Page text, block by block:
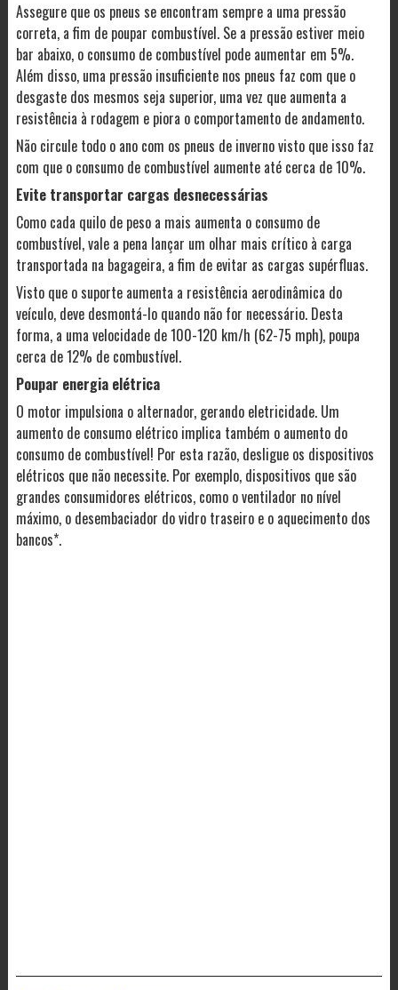
Assegure que os pneus se encontram sempre a uma pressão
correta, a fim de poupar combustível. Se a pressão estiver meio
bar abaixo, o consumo de combustível pode aumentar em 5%.
Além disso, uma pressão insuficiente nos pneus faz com que o
desgaste dos mesmos seja superior, uma vez que aumenta a
resistência à rodagem e piora o comportamento de andamento.
Não circule todo o ano com os pneus de inverno visto que isso faz
com que o consumo de combustível aumente até cerca de 10%.
Evite transportar cargas desnecessárias
Como cada quilo de peso a mais aumenta o consumo de
combustível, vale a pena lançar um olhar mais crítico à carga
transportada na bagageira, a fim de evitar as cargas supérfluas.
Visto que o suporte aumenta a resistência aerodinâmica do
veículo, deve desmontá-lo quando não for necessário. Desta
forma, a uma velocidade de 100-120 km/h (62-75 mph), poupa
cerca de 12% de combustível.
Poupar energia elétrica
O motor impulsiona o alternador, gerando eletricidade. Um
aumento de consumo elétrico implica também o aumento do
consumo de combustível! Por esta razão, desligue os dispositivos
elétricos que não necessite. Por exemplo, dispositivos que são
grandes consumidores elétricos, como o ventilador no nível
máximo, o desembaciador do vidro traseiro e o aquecimento dos
bancos*.